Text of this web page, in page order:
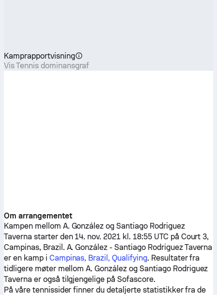
Kamprapportvisning
Vis Tennis dominansgraf
Om arrangementet
Kampen mellom A. González ogSantiago Rodriguez
Taverna starter den 14. nov. 2021 kl. 18:55 UTC på Court 3,
Campinas, Brazil. A. González -Santiago Rodriguez Taverna
er en kamp i Campinas, Brazil, Qualifying. Resultater fra
tidligere møter mellomA. González og Santiago Rodriguez
Taverna er også tilgjengelige på Sofascore.
På våre tennissider finner du detaljerte statistikker fra de